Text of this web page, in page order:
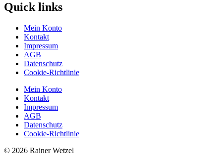
Quick links
Mein Konto
Kontakt
Impressum
AGB
Datenschutz
Cookie-Richtlinie
Mein Konto
Kontakt
Impressum
AGB
Datenschutz
Cookie-Richtlinie
© 2026 Rainer Wetzel